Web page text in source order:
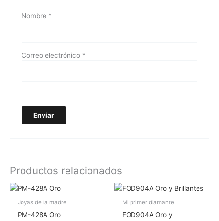
Nombre *
Correo electrónico *
Productos relacionados
Joyas de la madre
PM-428A Oro
Mi primer diamante
FOD904A Oro y